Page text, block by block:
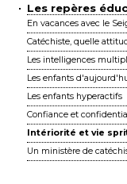
Les repères
En vacances avec le
Catéchiste, quelle
Les intelligences
Les enfants
Les enfants hyperactifs
Confiance et
Intériorité et vie
Un ministère de